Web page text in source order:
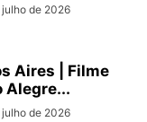
de 2026
Aires | Filme
Alegre...
de 2026